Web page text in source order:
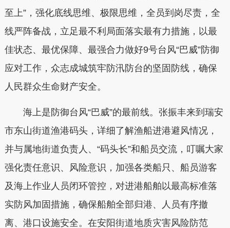
至上”，强化底线思维、极限思维，全员到岗尽责，全
线严阵备战，立足最不利局面落实最有力措施，以最
佳状态、最优保障、最强合力做好9号台风“巴威”防御
应对工作，众志成城筑牢防汛防台的坚固防线，确保
人民群众生命财产安全。
海上是防御台风“巴威”的最前线。张振丰来到瑞安
市东山街道渔港码头，详细了解渔船进港避风情况，
并与属地街道负责人、“码头长”和船员交流，叮嘱大家
强化责任意识、风险意识，加强各类船只、船员游客
及海上作业人员闭环管控，对进港船舶以最高标准落
实防风加固措施，确保船舶全部归港、人员有序撤
离、港口设施安全。在安阳街道地质灾害风险防范